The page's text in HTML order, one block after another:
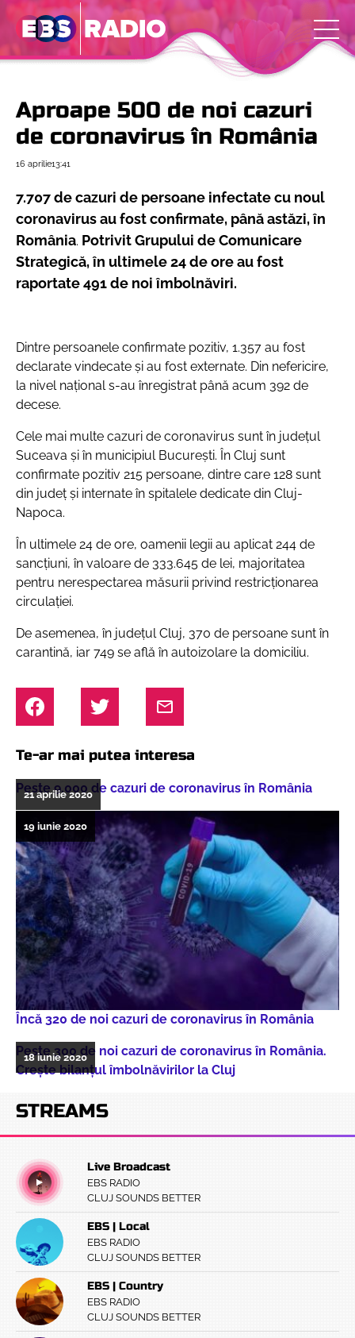
Aproape 500 de noi cazuri
de coronavirus în România
16 aprilie13:41
7.707 de cazuri de persoane infectate cu noul
coronavirus au fost confirmate, până astăzi, în
România. Potrivit Grupului de Comunicare
Strategică, în ultimele 24 de ore au fost
raportate 491 de noi îmbolnăviri.
Dintre persoanele confirmate pozitiv, 1.357 au fost
declarate vindecate și au fost externate. Din nefericire,
la nivel național s-au înregistrat până acum 392 de
decese.
Cele mai multe cazuri de coronavirus sunt în județul
Suceava și în municipiul București. În Cluj sunt
confirmate pozitiv 215 persoane, dintre care 128 sunt
din județ și internate în spitalele dedicate din Cluj-
Napoca.
În ultimele 24 de ore, oamenii legii au aplicat 244 de
sancțiuni, în valoare de 333.645 de lei, majoritatea
pentru nerespectarea măsurii privind restricționarea
circulației.
De asemenea, în județul Cluj, 370 de persoane sunt în
carantină, iar 749 se află în autoizolare la domiciliu.
Te-ar mai putea interesa
Peste 9.000 de cazuri de coronavirus în România
21 aprilie 2020
Încă 320 de noi cazuri de coronavirus în România
19 iunie 2020
Peste 300 de noi cazuri de coronavirus în România.
Crește bilanțul îmbolnăvirilor la Cluj
18 iunie 2020
STREAMS
Live Broadcast
EBS RADIO
CLUJ SOUNDS BETTER
EBS | Local
EBS RADIO
CLUJ SOUNDS BETTER
EBS | Country
EBS RADIO
CLUJ SOUNDS BETTER